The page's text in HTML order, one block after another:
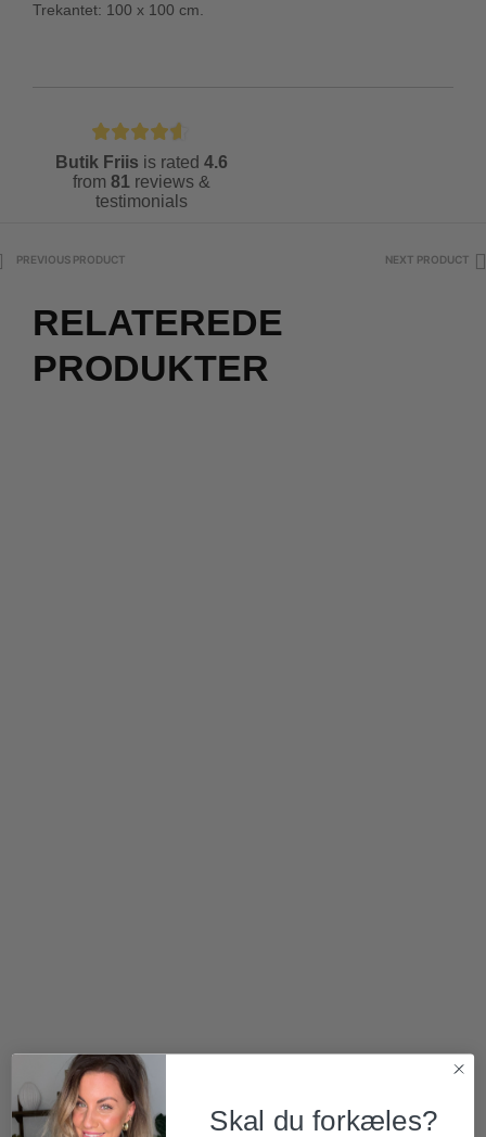
Trekantet: 100 x 100 cm.
Butik Friis is rated 4.6
from 81 reviews &
testimonials
PREVIOUS PRODUCT NEXT PRODUCT
RELATEREDE
PRODUKTER
Skal du forkæles?